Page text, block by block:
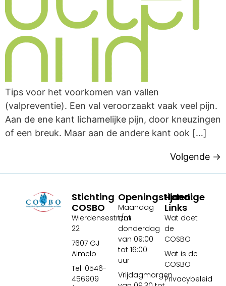
Tips voor het voorkomen van vallen
(valpreventie). Een val veroorzaakt vaak veel pijn.
Aan de ene kant lichamelijke pijn, door kneuzingen
of een breuk. Maar aan de andere kant ook […]
Volgende →
Stichting
COSBO
Wierdensestraat
22
7607 GJ
Almelo
Tel: 0546-
456909
Openingstijden:
Maandag
t/m
donderdag
van 09:00
tot 16:00
uur
Vrijdagmorgen
Handige
Links
Wat doet
de
COSBO
Wat is de
COSBO
Privacybeleid